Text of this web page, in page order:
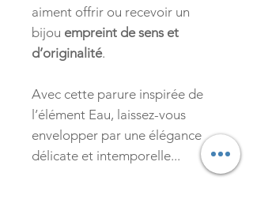
aiment offrir ou recevoir un
bijou empreint de sens et
d’originalité.
Avec cette parure inspirée de
l’élément Eau, laissez-vous
envelopper par une élégance
délicate et intemporelle...